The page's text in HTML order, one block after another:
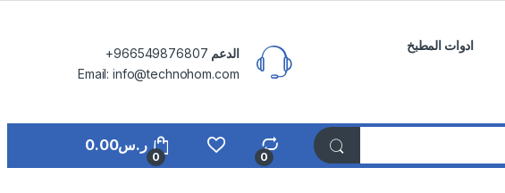
ادوات المطبخ
الدعم
Email: info@technohom.com
0
0
ر.س0.00